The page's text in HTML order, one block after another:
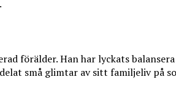
förälder. Han har lyckats
små glimtar av sitt familjeliv